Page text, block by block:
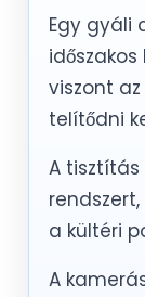
Egy gyáli
viszont
telítődni
A
a kültéri
A